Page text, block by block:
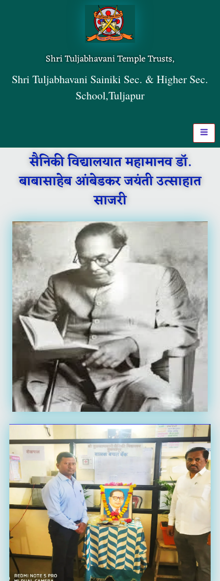
Shri Tuljabhavani Temple Trusts,
Shri Tuljabhavani Sainiki Sec. & Higher Sec.
School,Tuljapur
सैनिकी विद्यालयात महामानव डॉ.
बाबासाहेब आंबेडकर जयंती उत्साहात
साजरी